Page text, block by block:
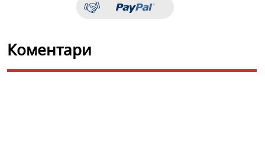
Коментари